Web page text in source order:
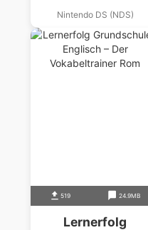
Deutsch – Klasse 1-
Nintendo DS (NDS)
519 24.9MB
Lernerfolg